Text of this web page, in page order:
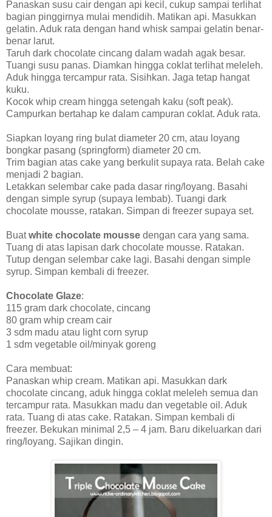
Panaskan susu cair dengan api kecil, cukup sampai terlihat
bagian pinggirnya mulai mendidih. Matikan api. Masukkan
gelatin. Aduk rata dengan hand whisk sampai gelatin benar-
benar larut.
Taruh dark chocolate cincang dalam wadah agak besar.
Tuangi susu panas. Diamkan hingga coklat terlihat meleleh.
Aduk hingga tercampur rata. Sisihkan. Jaga tetap hangat
kuku.
Kocok whip cream hingga setengah kaku (soft peak).
Campurkan bertahap ke dalam campuran coklat. Aduk rata.
Siapkan loyang ring bulat diameter 20 cm, atau loyang
bongkar pasang (springform) diameter 20 cm.
Trim bagian atas cake yang berkulit supaya rata. Belah cake
menjadi 2 bagian.
Letakkan selembar cake pada dasar ring/loyang. Basahi
dengan simple syrup (supaya lembab). Tuangi dark
chocolate mousse, ratakan. Simpan di freezer supaya set.
Buatwhite chocolate mousse dengan cara yang sama.
Tuang di atas lapisan dark chocolate mousse. Ratakan.
Tutup dengan selembar cake lagi. Basahi dengan simple
syrup. Simpan kembali di freezer.
Chocolate Glaze:
115 gram dark chocolate, cincang
80 gram whip cream cair
3 sdm madu atau light corn syrup
1 sdm vegetable oil/minyak goreng
Cara membuat:
Panaskan whip cream. Matikan api. Masukkan dark
chocolate cincang, aduk hingga coklat meleleh semua dan
tercampur rata. Masukkan madu dan vegetable oil. Aduk
rata. Tuang di atas cake. Ratakan. Simpan kembali di
freezer. Bekukan minimal 2,5 – 4 jam. Baru dikeluarkan dari
ring/loyang. Sajikan dingin.